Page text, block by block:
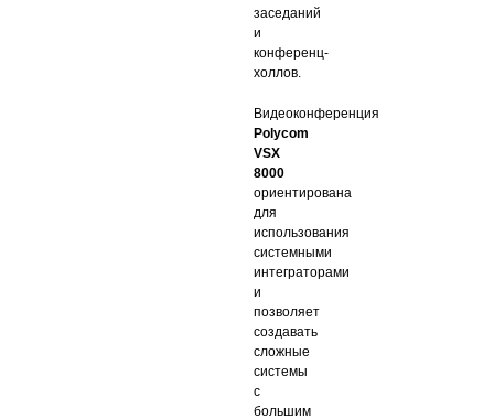
заседаний
и
конференц-
холлов.
Видеоконференция
Polycom
VSX
8000
ориентирована
для
использования
системными
интеграторами
и
позволяет
создавать
сложные
системы
с
большим